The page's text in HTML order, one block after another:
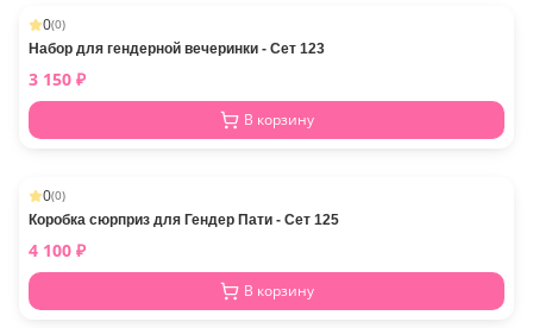
0(0)
Набор для гендерной вечеринки - Сет 123
3 150 ₽
В корзину
0(0)
Коробка сюрприз для Гендер Пати - Сет 125
4 100 ₽
В корзину